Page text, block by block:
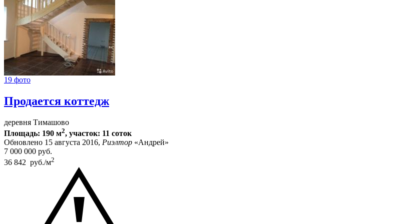
19 фото
Продается коттедж
деревня Тимашово
Площадь: 190 м2, участок: 11 соток
Обновлено 15 августа 2016, Риэлтор «Андрей»
7 000 000 руб.
36 842 руб./м2